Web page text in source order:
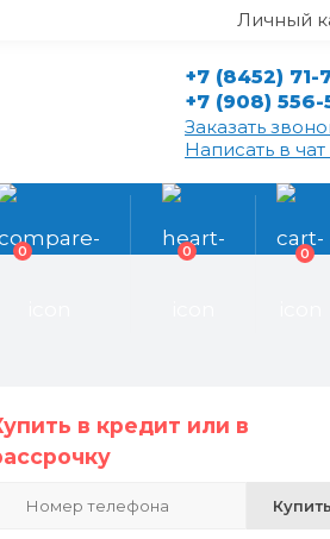
Личный
+7 (8452) 71-
+7 (908) 556-
Заказать
Написать в
0 0 0
в кредит или в
Купить